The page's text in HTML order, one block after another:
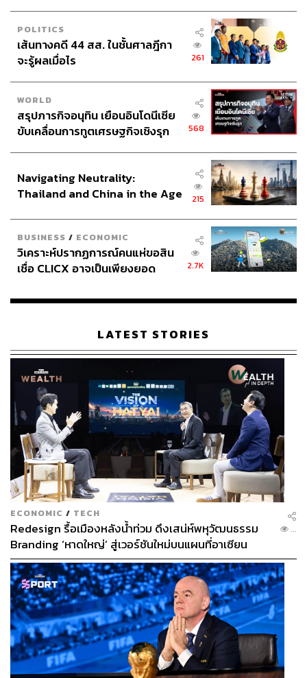
POLITICS
เส้นทางคดี 44 สส. ในชั้นศาลฎีกา
จะรู้ผลเมื่อไร
261
WORLD
สรุปภารกิจอนุทิน เยือนอินโดนีเซีย
ขับเคลื่อนการทูตเศรษฐกิจเชิงรุก
568
Navigating Neutrality:
Thailand and China in the Age
215
BUSINESS / ECONOMIC
วิเคราะห์ปรากฏการณ์คนแห่ขอสิน
เชื่อ CLICX อาจเป็นเพียงยอด
เรือนไทยที่ถูกซุกไว้
2.7K
LATEST STORIES
ECONOMIC / TECH
Redesign รื้อเมืองหลังน้ำท่วม ดึงเสน่ห์พหุวัฒนธรรม
Branding ‘หาดใหญ่’ สู่เวอร์ชันใหม่บนแผนที่อาเซียน
...